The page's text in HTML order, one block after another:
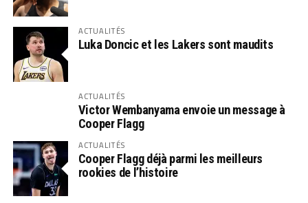
ACTUALITÉS
Luka Doncic et les Lakers sont maudits
ACTUALITÉS
Victor Wembanyama envoie un message à
Cooper Flagg
ACTUALITÉS
Cooper Flagg déjà parmi les meilleurs
rookies de l’histoire